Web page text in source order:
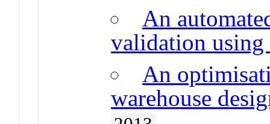
An
validation
An
warehouse